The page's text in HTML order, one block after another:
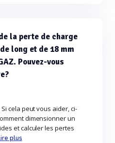
la perte de charge
long et de 18 mm
Pouvez-vous
cela peut vous aider, ci-
dimensionner un
et calculer les pertes
plus